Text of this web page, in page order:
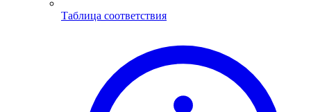
Таблица соответствия